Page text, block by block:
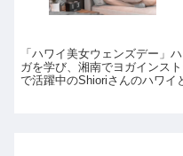
「ハワイ美女ウェンズデー」
ガを学び、湘南でヨガインス
で活躍中のShioriさんのハワイ